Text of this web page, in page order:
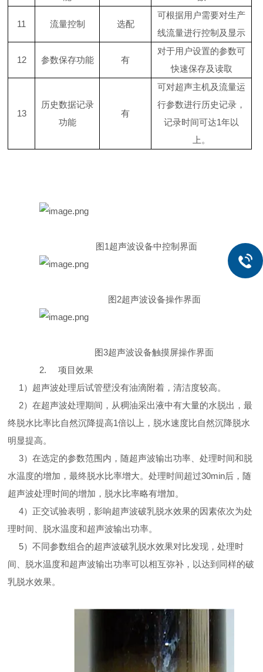
11 流量控制 选配
可根据用户需要对生产
线流量进行控制及显示
12 参数保存功能 有
对于用户设置的参数可
快速保存及读取
13
历史数据记录
功能
有
可对超声主机及流量运
行参数进行历史记录，
记录时间可达1年以
上。
图1超声波设备中控制界面
图2超声波设备操作界面
图3超声波设备触摸屏操作界面
2.
项目效果
1 ）超声波处理后试管壁没有油滴附着，清洁度较高。
2）在超声波处理期间，从稠油采出液中有大量的水脱出，最
终脱水比率比自然沉降提高1倍以上，脱水速度比自然沉降脱水
明显提高。
3）在选定的参数范围内，随超声波输出功率、处理时间和脱
水温度的增加，最终脱水比率增大。处理时间超过30min后，随
超声波处理时间的增加，脱水比率略有增加。
4）正交试验表明，影响超声波破乳脱水效果的因素依次为处
理时间、脱水温度和超声波输出功率。
5）不同参数组合的超声波破乳脱水效果对比发现，处理时
间、脱水温度和超声波输出功率可以相互弥补，以达到同样的破
乳脱水效果。